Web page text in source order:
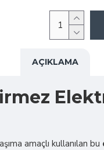
AÇIKLAMA
amaçlı kullanılan bu